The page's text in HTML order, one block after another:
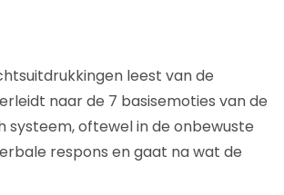
leest van de
naar de 7 basisemoties van de
systeem, oftewel in de onbewuste
respons en gaat na wat de